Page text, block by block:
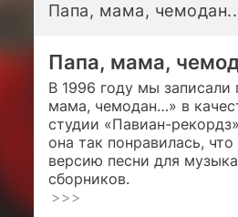
Папа, мама,
Папа, мама,
В 1996 году мы записали
мама, чемодан…» в
студии «Павиан-
она так понравилась,
версию песни для
сборников.
>>>